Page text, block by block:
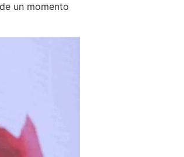
un momento